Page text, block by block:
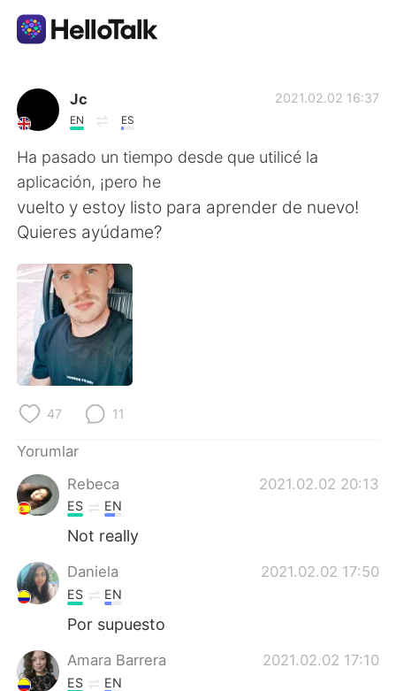
Dil Değişimi Uygulaması
AI Grammar Checker
Türkçe
English
繁體中文
العربية
Deutsch
한국어
ไทย
Italiano
Português
Jc
EN ES
2021.02.02 16:37
Ha pasado un tiempo desde que utilicé la
aplicación, ¡pero he
vuelto y estoy listo para aprender de nuevo!
Quieres ayúdame?
47 11
Yorumlar
Rebeca
2021.02.02 20:13
ES EN
Not really
Daniela 2021.02.02 17:50
ES EN
Por supuesto
Amara Barrera 2021.02.02 17:10
ES EN